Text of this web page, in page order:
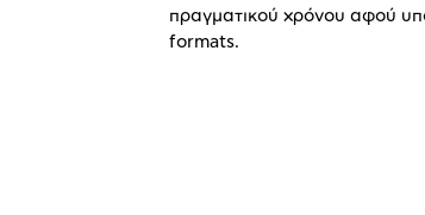
πραγματικού χρόνου αφού
formats.